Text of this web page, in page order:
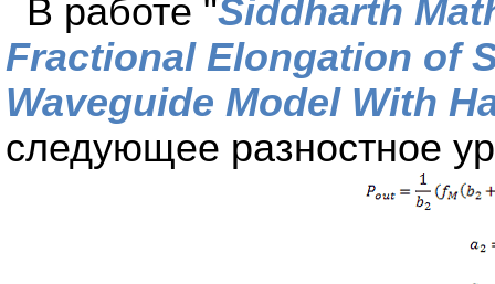
В работе "Siddharth
Fractional Elongation of
Waveguide Model With
следующее разностное